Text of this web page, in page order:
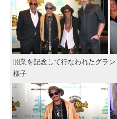
開業を記念して行なわれたグラ
様子